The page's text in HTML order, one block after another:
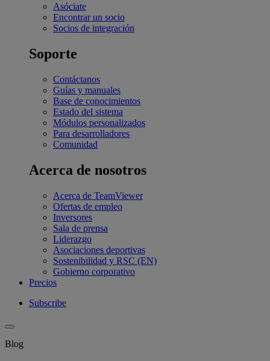
Asóciate
Encontrar un socio
Socios de integración
Soporte
Contáctanos
Guías y manuales
Base de conocimientos
Estado del sistema
Módulos personalizados
Para desarrolladores
Comunidad
Acerca de nosotros
Acerca de TeamViewer
Ofertas de empleo
Inversores
Sala de prensa
Liderazgo
Asociaciones deportivas
Sostenibilidad y RSC (EN)
Gobierno corporativo
Precios
Subscribe
Blog